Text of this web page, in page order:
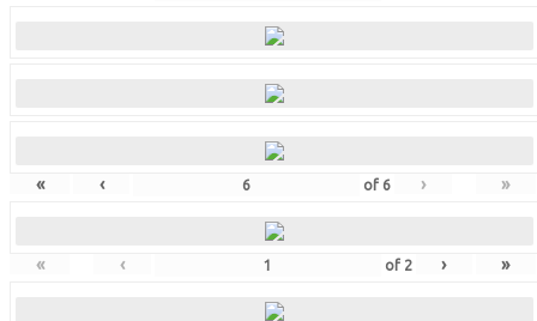
« ‹ of 6 › »
« ‹ of 2 › »